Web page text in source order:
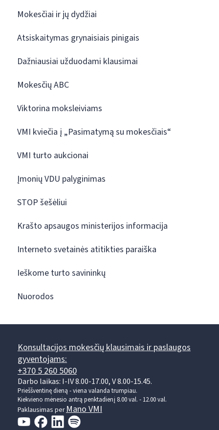
Mokesčiai ir jų dydžiai
Atsiskaitymas grynaisiais pinigais
Dažniausiai užduodami klausimai
Mokesčių ABC
Viktorina moksleiviams
VMI kviečia į „Pasimatymą su mokesčiais“
VMI turto aukcionai
Įmonių VDU palyginimas
STOP šešėliui
Krašto apsaugos ministerijos informacija
Interneto svetainės atitikties paraiška
Ieškome turto savininkų
Nuorodos
Konsultacijos mokesčių klausimais ir paslaugos
gyventojams:
+370 5 260 5060
Darbo laikas: I-IV 8.00-17.00, V 8.00-15.45.
Prieššventinę dieną - viena valanda trumpiau.
Kiekvieno mėnesio antrą penktadienį 8.00 val. - 12.00 val.
Paklausimas per Mano VMI